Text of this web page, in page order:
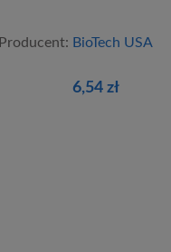
Producent: BioTech USA
6,54 zł